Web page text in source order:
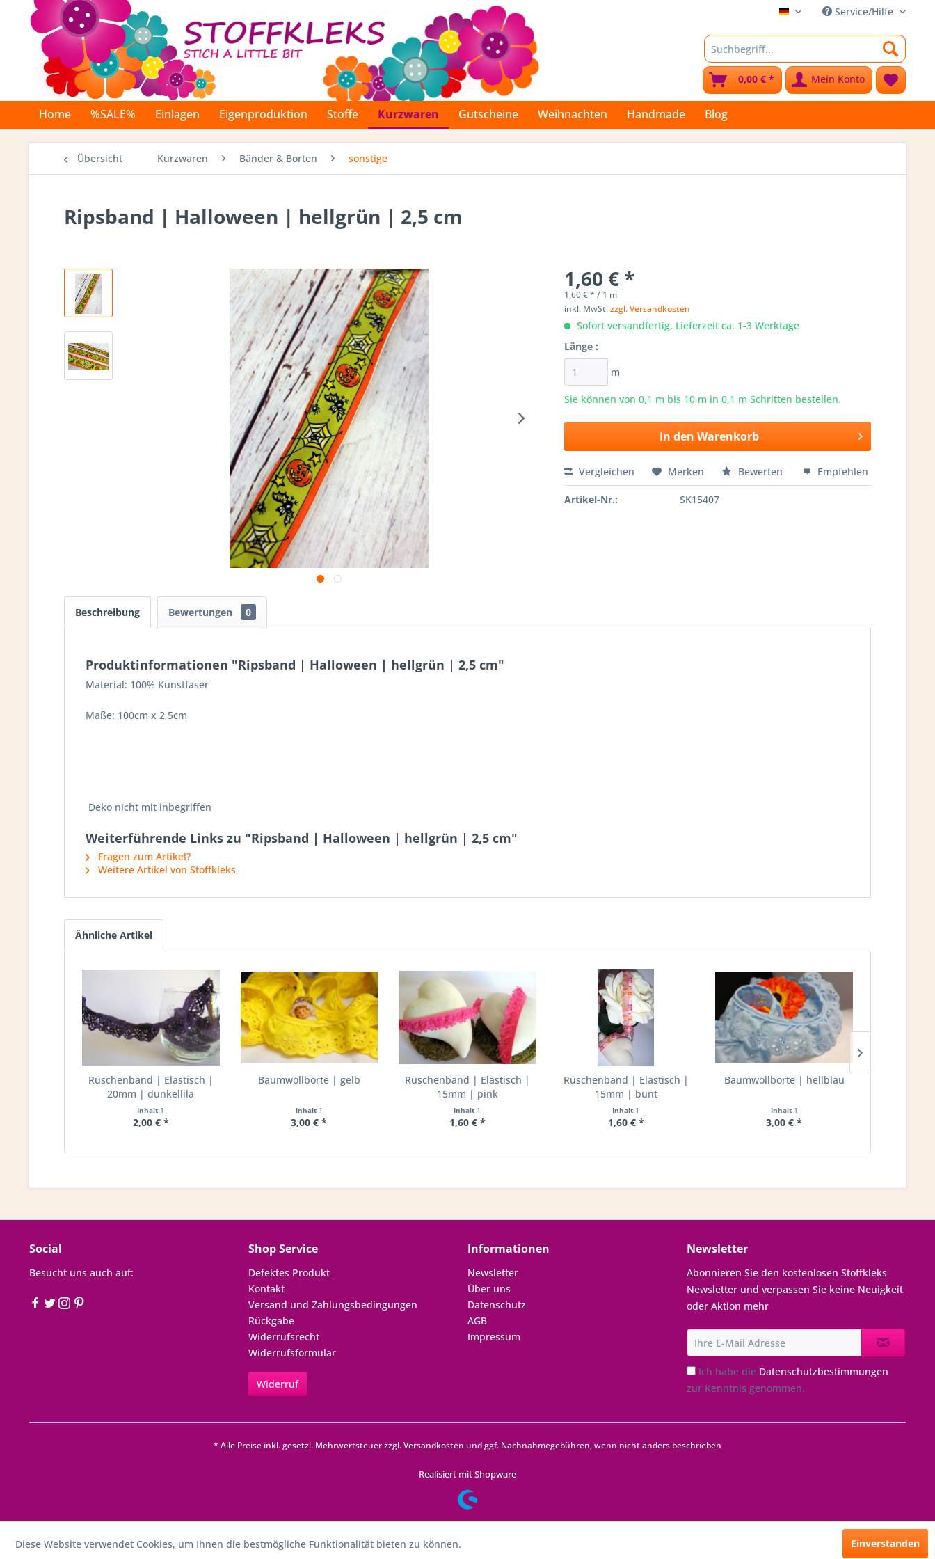
Stoffkleks Service/Hilfe
Mein Konto
0,00 € *
Home %SALE% Einlagen Eigenproduktion Stoffe Kurzwaren Gutscheine Weihnachten Handmade Blog
Übersicht Kurzwaren Bänder & Borten sonstige
Ripsband | Halloween | hellgrün | 2,5 cm
1,60 € *
1,60 € * / 1 m
inkl. MwSt.zzgl. Versandkosten
Sofort versandfertig, Lieferzeit ca. 1-3 Werktage
Länge :
m
Sie können von 0,1 m bis 10 m in 0,1 m Schritten bestellen.
In den Warenkorb
Vergleichen Merken Bewerten Empfehlen
Artikel-Nr.: SK15407
Beschreibung Bewertungen 0
Produktinformationen "Ripsband | Halloween | hellgrün | 2,5 cm"
Material: 100% Kunstfaser
Maße: 100cm x 2,5cm
Deko nicht mit inbegriffen
Weiterführende Links zu "Ripsband | Halloween | hellgrün | 2,5 cm"
Fragen zum Artikel?
Weitere Artikel von Stoffkleks
Ähnliche Artikel
Rüschenband | Elastisch |
20mm | dunkellila
Inhalt 1
2,00 € *
Baumwollborte | gelb
Inhalt 1
3,00 € *
Rüschenband | Elastisch |
15mm | pink
Inhalt 1
1,60 € *
Rüschenband | Elastisch |
15mm | bunt
Inhalt 1
1,60 € *
Baumwollborte | hellblau
Inhalt 1
3,00 € *
Social
Besucht uns auch auf:
Shop Service
Defektes Produkt
Kontakt
Versand und Zahlungsbedingungen
Rückgabe
Widerrufsrecht
Widerrufsformular
Widerruf
Informationen
Newsletter
Über uns
Datenschutz
AGB
Impressum
Newsletter
Abonnieren Sie den kostenlosen Stoffkleks
Newsletter und verpassen Sie keine Neuigkeit
oder Aktion mehr
Ich habe die Datenschutzbestimmungen
zur Kenntnis genommen.
* Alle Preise inkl. gesetzl. Mehrwertsteuer zzgl.Versandkosten und ggf. Nachnahmegebühren, wenn nicht anders beschrieben
Realisiert mit Shopware
Diese Website verwendet Cookies, um Ihnen die bestmögliche Funktionalität bieten zu können. Einverstanden